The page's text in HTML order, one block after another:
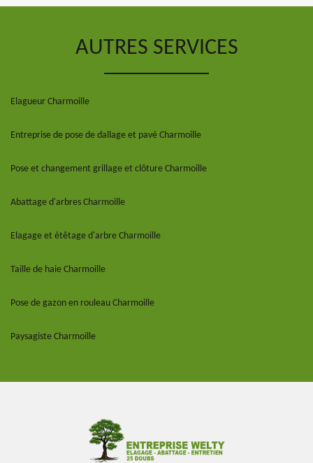
AUTRES SERVICES
Elagueur Charmoille
Entreprise de pose de dallage et pavé Charmoille
Pose et changement grillage et clôture Charmoille
Abattage d'arbres Charmoille
Elagage et étêtage d'arbre Charmoille
Taille de haie Charmoille
Pose de gazon en rouleau Charmoille
Paysagiste Charmoille